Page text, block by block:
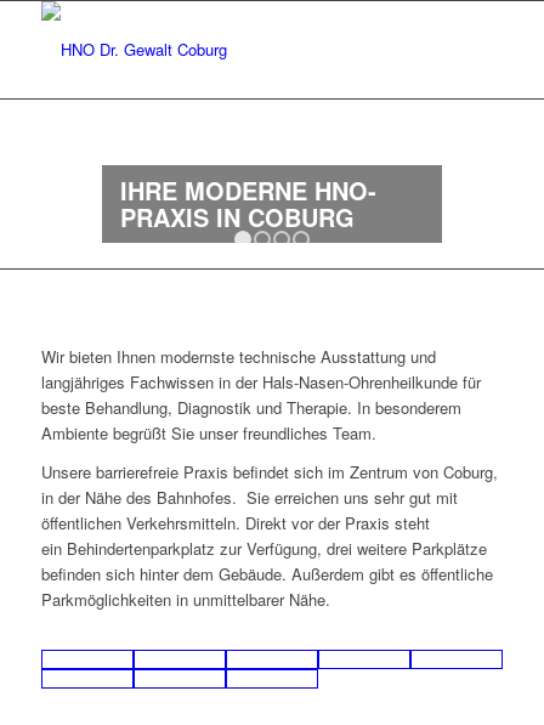
Weiter
IHRE MODERNE HNO-
PRAXIS IN COBURG
Wir bieten Ihnen modernste technische Ausstattung und
langjähriges Fachwissen in der Hals-Nasen-Ohrenheilkunde für
beste Behandlung, Diagnostik und Therapie. In besonderem
Ambiente begrüßt Sie unser freundliches Team.
Unsere barrierefreie Praxis befindet sich im Zentrum von Coburg,
in der Nähe des Bahnhofes. Sie erreichen uns sehr gut mit
öffentlichen Verkehrsmitteln. Direkt vor der Praxis steht
ein Behindertenparkplatz zur Verfügung, drei weitere Parkplätze
befinden sich hinter dem Gebäude. Außerdem gibt es öffentliche
Parkmöglichkeiten in unmittelbarer Nähe.